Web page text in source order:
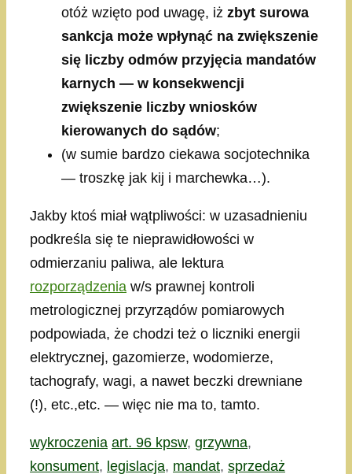
otóż wzięto pod uwagę, iż zbyt surowa
sankcja może wpłynąć na zwiększenie
się liczby odmów przyjęcia mandatów
karnych — w konsekwencji
zwiększenie liczby wniosków
kierowanych do sądów;
(w sumie bardzo ciekawa socjotechnika
— troszkę jak kij i marchewka…).
Jakby ktoś miał wątpliwości: w uzasadnieniu
podkreśla się te nieprawidłowości w
odmierzaniu paliwa, ale lektura
rozporządzenia w/s prawnej kontroli
metrologicznej przyrządów pomiarowych
podpowiada, że chodzi też o liczniki energii
elektrycznej, gazomierze, wodomierze,
tachografy, wagi, a nawet beczki drewniane
(!), etc.,etc. — więc nie ma to, tamto.
Kategorie
wykroczenia Tagi
art. 96 kpsw, grzywna,
konsument, legislacja, mandat, sprzedaż